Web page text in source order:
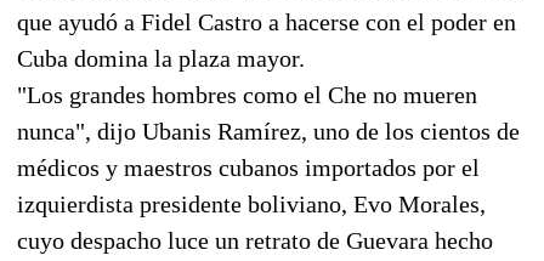
que ayudó a Fidel Castro a hacerse con el poder en
Cuba domina la plaza mayor.
"Los grandes hombres como el Che no mueren
nunca", dijo Ubanis Ramírez, uno de los cientos de
médicos y maestros cubanos importados por el
izquierdista presidente boliviano, Evo Morales,
cuyo despacho luce un retrato de Guevara hecho